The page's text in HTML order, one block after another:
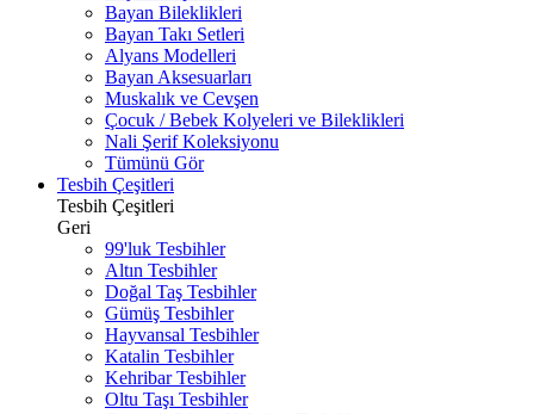
Bayan Bileklikleri
Bayan Takı Setleri
Alyans Modelleri
Bayan Aksesuarları
Muskalık ve Cevşen
Çocuk / Bebek Kolyeleri ve Bileklikleri
Nali Şerif Koleksiyonu
Tümünü Gör
Tesbih Çeşitleri
Tesbih Çeşitleri
Geri
99'luk Tesbihler
Altın Tesbihler
Doğal Taş Tesbihler
Gümüş Tesbihler
Hayvansal Tesbihler
Katalin Tesbihler
Kehribar Tesbihler
Oltu Taşı Tesbihler